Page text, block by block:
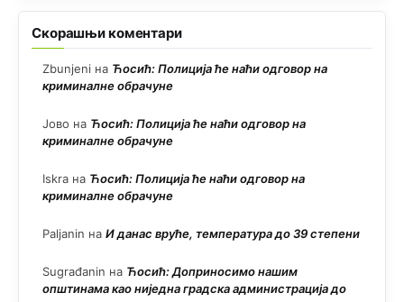
Скорашњи коментари
Zbunjeni на Ћосић: Полиција ће наћи одговор на
криминалне обрачуне
Јово на Ћосић: Полиција ће наћи одговор на
криминалне обрачуне
Iskra на Ћосић: Полиција ће наћи одговор на
криминалне обрачуне
Paljanin на И данас вруће, температура до 39 степени
Sugrađanin на Ћосић: Доприносимо нашим
општинама као ниједна градска администрација до